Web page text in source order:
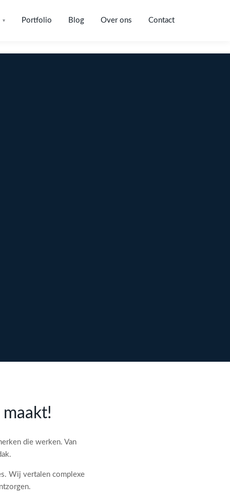
▾ Portfolio Blog Over ons Contact
die werken. Van
Wij vertalen complexe